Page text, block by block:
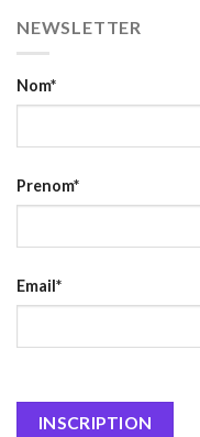
NEWSLETTER
Nom*
Prenom*
Email*